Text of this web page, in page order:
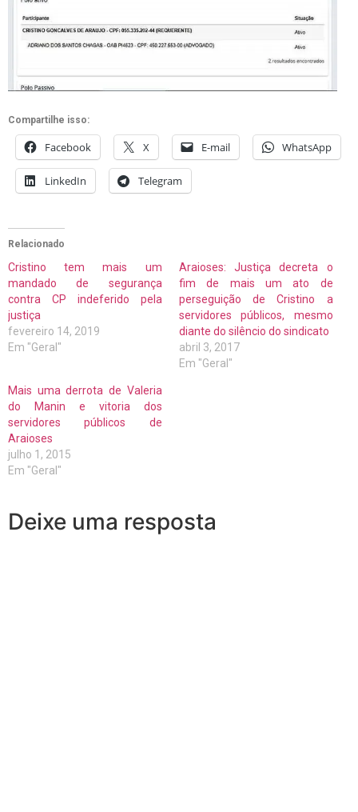
Compartilhe isso:
Facebook X E-mail WhatsApp
LinkedIn Telegram
Relacionado
Cristino tem mais um
mandado de segurança
contra CP indeferido pela
justiça
fevereiro 14, 2019
Em "Geral"
Araioses: Justiça decreta o
fim de mais um ato de
perseguição de Cristino a
servidores públicos, mesmo
diante do silêncio do sindicato
abril 3, 2017
Em "Geral"
Mais uma derrota de Valeria
do Manin e vitoria dos
servidores públicos de
Araioses
julho 1, 2015
Em "Geral"
Deixe uma resposta